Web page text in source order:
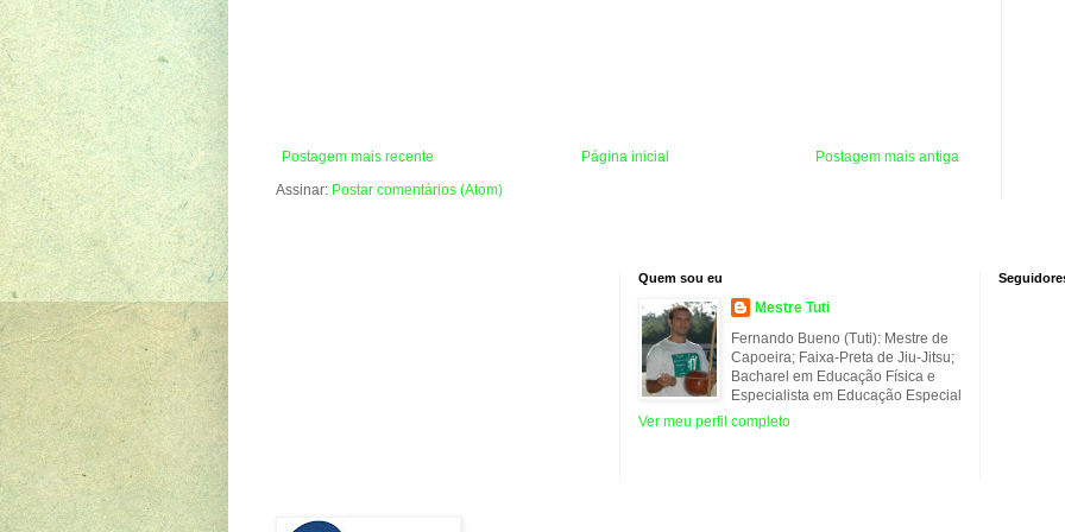
Postagem mais recente Postagem mais antiga
Página inicial
Assinar: Postar comentários (Atom)
Quem sou eu
Mestre Tuti
Fernando Bueno (Tuti): Mestre de
Capoeira; Faixa-Preta de Jiu-Jitsu;
Bacharel em Educação Física e
Especialista em Educação Especial
Ver meu perfil completo